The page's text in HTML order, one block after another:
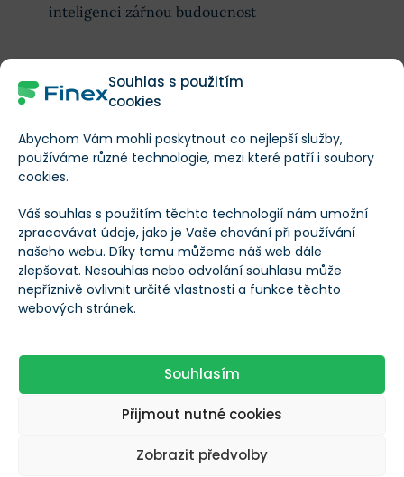
Souhlas s použitím
cookies
Abychom Vám mohli poskytnout co nejlepší služby,
používáme různé technologie, mezi které patří i soubory
cookies.
Váš souhlas s použitím těchto technologií nám umožní
zpracovávat údaje, jako je Vaše chování při používání
našeho webu. Díky tomu můžeme náš web dále
zlepšovat. Nesouhlas nebo odvolání souhlasu může
nepříznivě ovlivnit určité vlastnosti a funkce těchto
webových stránek.
Souhlasím
Přijmout nutné cookies
Zobrazit předvolby
inteligenci zářnou budoucnost
6. Retailoví investoři lijí do trhu úspory –
splněno
Drobní investořise nebojí vkládat své prostředky
do aktiv obecně vnímaných jako spekulativní, tzn.
do
7. Uvolněná fiskální politika – nesplněno
Poslední mohykán, výnosy dlouhodobých
dluhopisů vzrostly, i když krátkodobé
Federálním rezervním systémem
bodů